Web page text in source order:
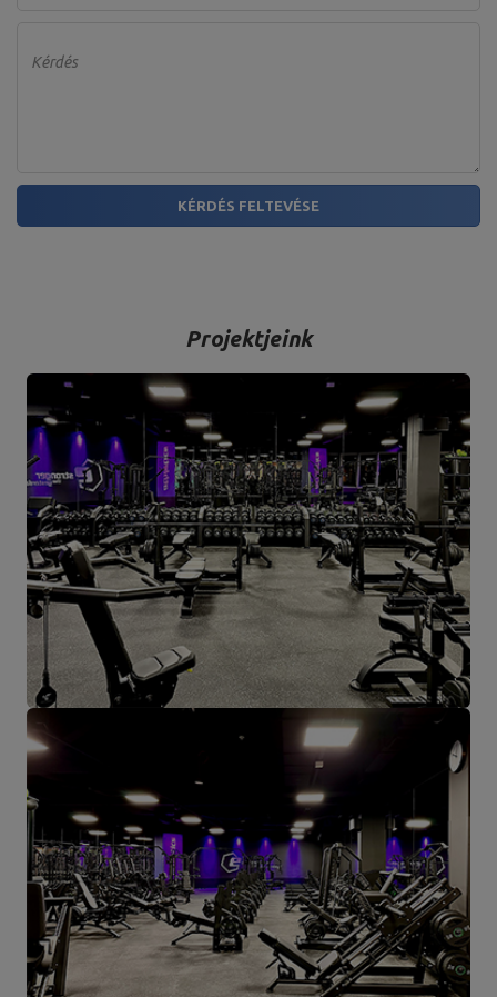
Kérdés
KÉRDÉS FELTEVÉSE
Projektjeink